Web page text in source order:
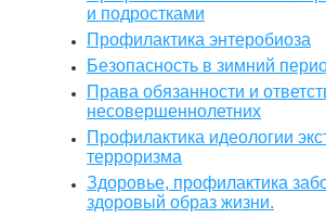
и подростками
Профилактика энтеробиоза
Безопасность в зимний
Права обязанности и
несовершеннолетних
Профилактика идеологии
терроризма
Здоровье, профилактика
здоровый образ жизни.